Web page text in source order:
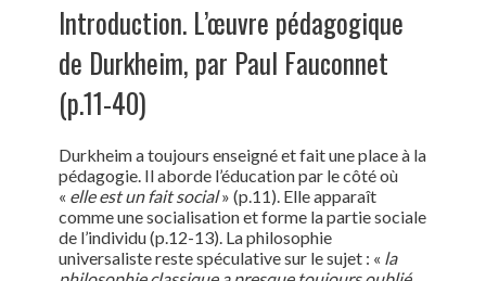
Introduction. L’œuvre pédagogique
de Durkheim, par Paul Fauconnet
(p.11-40)
Durkheim a toujours enseigné et fait une place à la
pédagogie. Il aborde l’éducation par le côté où
« elle est un fait social» (p.11). Elle apparaît
comme une socialisation et forme la partie sociale
de l’individu (p.12-13). La philosophie
universaliste reste spéculative sur le sujet : « la